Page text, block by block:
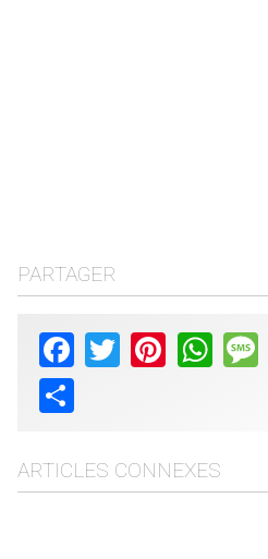
PARTAGER
Facebook
Twitter Pinterest
Share
ARTICLES CONNEXES